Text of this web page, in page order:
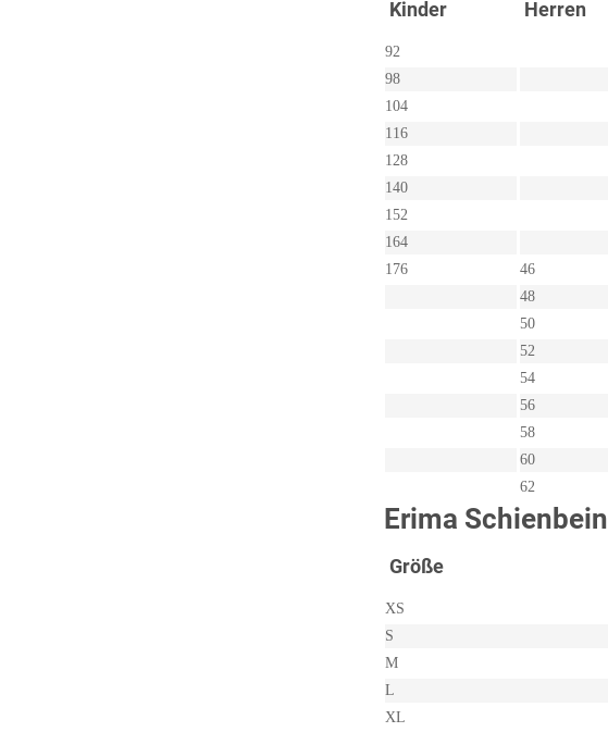
Kinder Herren
92
98
104
116
128
140
152
164
176
46
48
50
52
54
56
58
60
62
Erima
Größe
XS
S
M
L
XL